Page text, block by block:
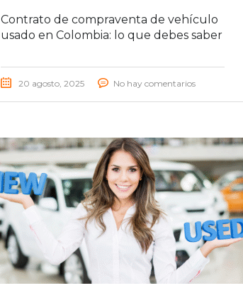
Contrato de compraventa de vehículo
usado en Colombia: lo que debes saber
20 agosto, 2025 No hay comentarios